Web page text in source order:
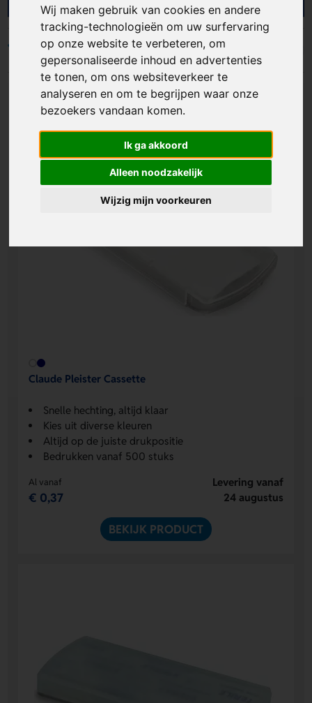
Wij maken gebruik van cookies en andere
tracking-technologieën om uw surfervaring
op onze website te verbeteren, om
gepersonaliseerde inhoud en advertenties
te tonen, om ons websiteverkeer te
analyseren en om te begrijpen waar onze
bezoekers vandaan komen.
Ik ga akkoord
Alleen noodzakelijk
Wijzig mijn voorkeuren
zichtbaar maken op een nuttig product. Ideaal als
giveaway, onderdeel van een EHBO-set of
extraatje in een welkomstpakket. Zo geef je iets
weg dat mensen echt bewaren en gebruiken
wanneer het nodig is.
Filters
Claude Pleister Cassette
Snelle hechting, altijd klaar
Kies uit diverse kleuren
Altijd op de juiste drukpositie
Bedrukken vanaf 500 stuks
Al vanaf
€ 0,37
Levering vanaf
24 augustus
BEKIJK PRODUCT